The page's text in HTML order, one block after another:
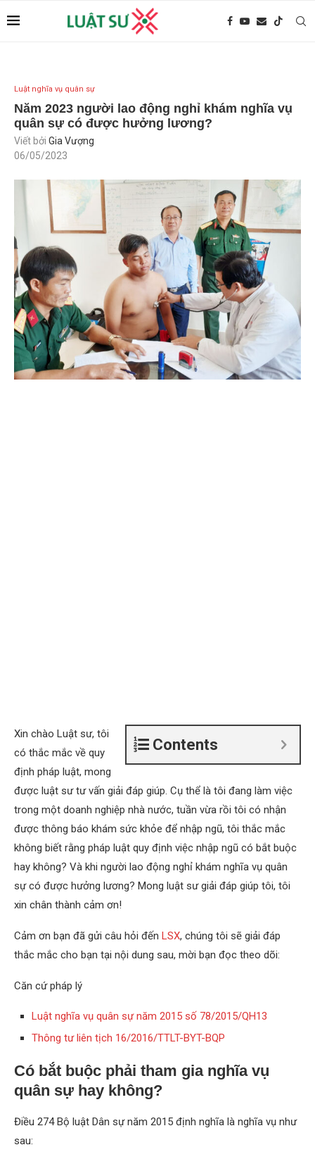
Luật nghĩa vụ quân sự
Năm 2023 người lao động nghỉ khám nghĩa vụ
quân sự có được hưởng lương?
Viết bởi Gia Vượng
06/05/2023
Contents
Xin chào Luật sư, tôi
có thắc mắc về quy
định pháp luật, mong
được luật sư tư vấn giải đáp giúp. Cụ thể là tôi đang làm việc
trong một doanh nghiệp nhà nước, tuần vừa rồi tôi có nhận
được thông báo khám sức khỏe để nhập ngũ, tôi thắc mắc
không biết rằng pháp luật quy định việc nhập ngũ có bắt buộc
hay không? Và khi người lao động nghỉ khám nghĩa vụ quân
sự có được hưởng lương? Mong luật sư giải đáp giúp tôi, tôi
xin chân thành cảm ơn!
Cảm ơn bạn đã gửi câu hỏi đến LSX, chúng tôi sẽ giải đáp
thắc mắc cho bạn tại nội dung sau, mời bạn đọc theo dõi:
Căn cứ pháp lý
Luật nghĩa vụ quân sự năm 2015 số 78/2015/QH13
Thông tư liên tịch 16/2016/TTLT-BYT-BQP
Có bắt buộc phải tham gia nghĩa vụ
quân sự hay không?
Điều 274 Bộ luật Dân sự năm 2015 định nghĩa là nghĩa vụ như
sau: